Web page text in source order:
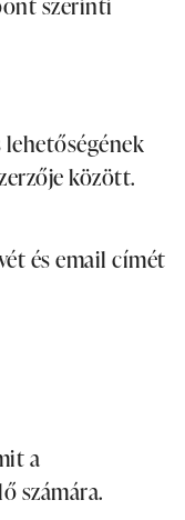
között.
és email címét
a
számára.